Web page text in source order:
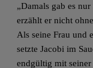
„Damals gab es
erzählt er nicht
Als seine Frau und
setzte Jacobi im
endgültig mit